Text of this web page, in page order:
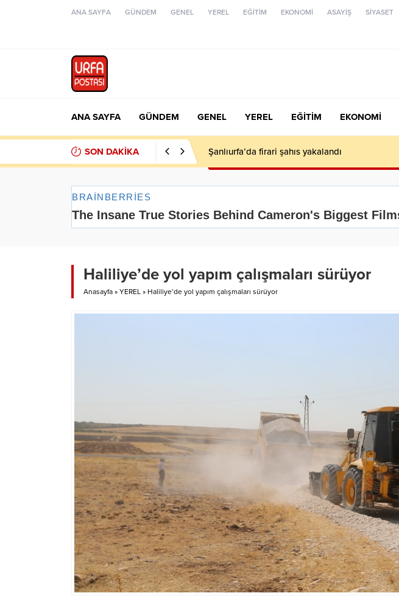
ANA SAYFA GÜNDEM GENEL YEREL EĞİTİM EKONOMİ ASAYİŞ SİYASET
ANA SAYFA GÜNDEM GENEL YEREL EĞİTİM EKONOMİ
SON DAKİKA Şanlıurfa’da firari şahıs yakalandı
Haliliye’de yol yapım çalışmaları sürüyor
Anasayfa » YEREL » Haliliye’de yol yapım çalışmaları sürüyor